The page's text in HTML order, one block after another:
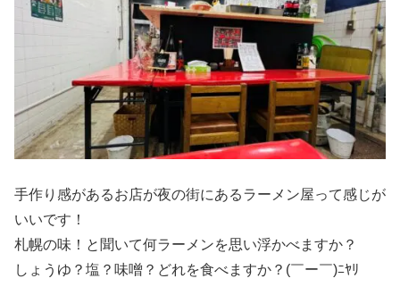
手作り感があるお店が夜の街にあるラーメン屋って感じが
いいです！
札幌の味！と聞いて何ラーメンを思い浮かべますか？
しょうゆ？塩？味噌？どれを食べますか？(￣ー￣)ﾆﾔﾘ